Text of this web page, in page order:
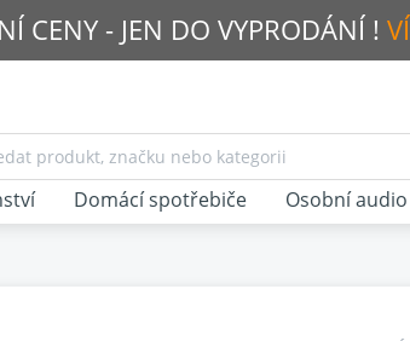
CENY - JEN DO VYPRODÁNÍ !
Domácí spotřebiče Osobní audio